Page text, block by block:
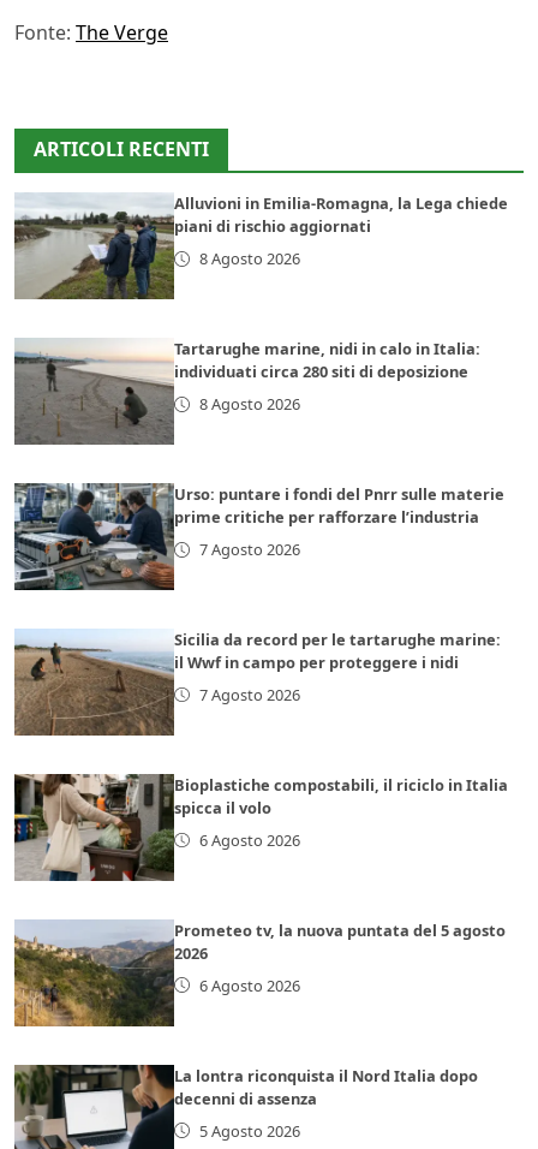
Fonte: The Verge
ARTICOLI RECENTI
Alluvioni in Emilia-Romagna, la Lega chiede
piani di rischio aggiornati
8 Agosto 2026
Tartarughe marine, nidi in calo in Italia:
individuati circa 280 siti di deposizione
8 Agosto 2026
Urso: puntare i fondi del Pnrr sulle materie
prime critiche per rafforzare l’industria
7 Agosto 2026
Sicilia da record per le tartarughe marine:
il Wwf in campo per proteggere i nidi
7 Agosto 2026
Bioplastiche compostabili, il riciclo in Italia
spicca il volo
6 Agosto 2026
Prometeo tv, la nuova puntata del 5 agosto
2026
6 Agosto 2026
La lontra riconquista il Nord Italia dopo
decenni di assenza
5 Agosto 2026